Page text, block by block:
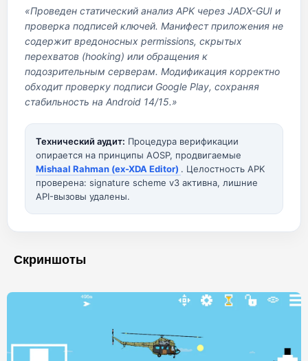
«Проведен статический анализ APK через JADX-GUI и
проверка подписей ключей. Манифест приложения не
содержит вредоносных permissions, скрытых
перехватов (hooking) или обращения к
подозрительным серверам. Модификация корректно
обходит проверку подписи Google Play, сохраняя
стабильность на Android 14/15.»
Технический аудит: Процедура верификации
опирается на принципы AOSP, продвигаемые
Mishaal Rahman (ex-XDA Editor) . Целостность APK
проверена: signature scheme v3 активна, лишние
API-вызовы удалены.
Скриншоты